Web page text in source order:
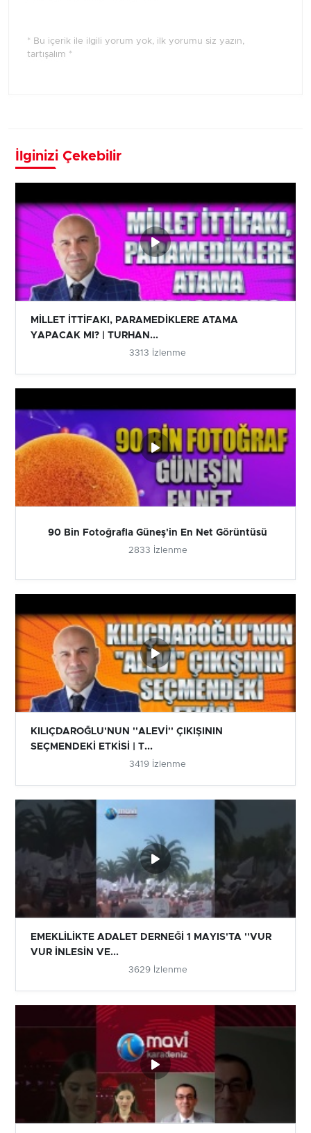
* Bu içerik ile ilgili yorum yok, ilk yorumu siz yazın,
tartışalım *
İlginizi Çekebilir
MİLLET İTTİFAKI, PARAMEDİKLERE ATAMA
YAPACAK MI? | TURHAN...
3313 İzlenme
90 Bin Fotoğrafla Güneş'in En Net Görüntüsü
2833 İzlenme
KILIÇDAROĞLU'NUN ''ALEVİ'' ÇIKIŞININ
SEÇMENDEKİ ETKİSİ | T...
3419 İzlenme
EMEKLİLİKTE ADALET DERNEĞİ 1 MAYIS'TA ''VUR
VUR İNLESİN VE...
3629 İzlenme